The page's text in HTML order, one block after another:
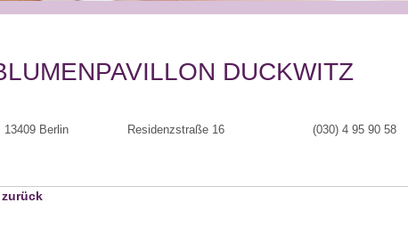
DUCKWITZ
13409 Berlin Residenzstraße 16 (030) 4 95 90 58
zurück